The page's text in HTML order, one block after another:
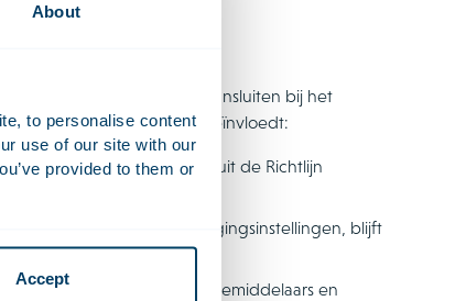
About
to personalise content
use of our site with our
provided to them or
Accept
De beoordeling moet aansluiten bij het
onderneming wezenlijk beïnvloedt:
waaronder de criteria uit de Richtlijn
regelgeving.
, zoals verzekeraars en beleggingsinstellingen, blijft
adviseurs, bemiddelaars en